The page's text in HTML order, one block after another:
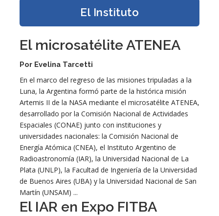
El Instituto
El microsatélite ATENEA
Por Evelina Tarcetti
En el marco del regreso de las misiones tripuladas a la
Luna, la Argentina formó parte de la histórica misión
Artemis II de la NASA mediante el microsatélite ATENEA,
desarrollado por la Comisión Nacional de Actividades
Espaciales (CONAE) junto con instituciones y
universidades nacionales: la Comisión Nacional de
Energía Atómica (CNEA), el Instituto Argentino de
Radioastronomía (IAR), la Universidad Nacional de La
Plata (UNLP), la Facultad de Ingeniería de la Universidad
de Buenos Aires (UBA) y la Universidad Nacional de San
Martín (UNSAM) ...
El IAR en Expo FITBA